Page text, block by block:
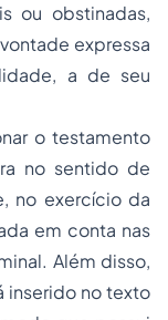
ou obstinadas,
expressa
a de seu
o testamento
no sentido de
no exercício da
em conta nas
Além disso,
inserido no texto